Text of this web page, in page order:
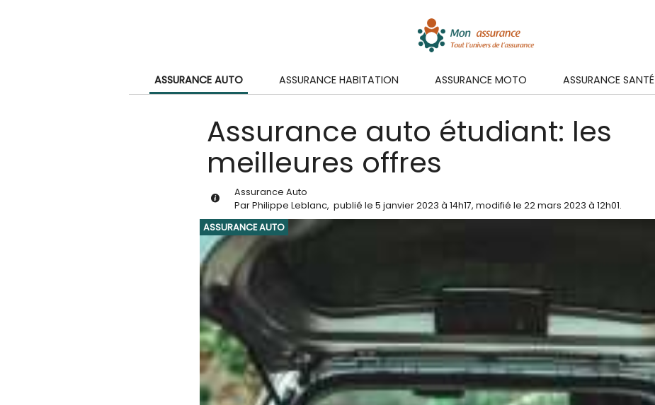
ASSURANCE AUTO ASSURANCE HABITATION ASSURANCE MOTO ASSURANCE SANTÉ
Assurance auto étudiant: les
meilleures offres
Assurance Auto
ParPhilippe Leblanc, publié le 5 janvier 2023 à 14h17, modifié le 22 mars 2023 à 12h01.
ASSURANCE AUTO